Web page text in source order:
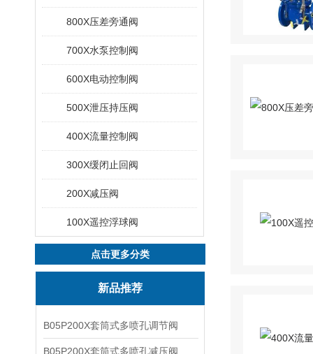
800X压差旁通阀
700X水泵控制阀
600X电动控制阀
500X泄压持压阀
400X流量控制阀
300X缓闭止回阀
200X减压阀
100X遥控浮球阀
点击更多分类
新品推荐
B05P200X套筒式多喷孔调节阀
B05P200X套筒式多喷孔减压阀